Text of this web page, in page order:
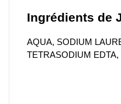
Ingrédients de
AQUA, SODIUM
TETRASODIUM